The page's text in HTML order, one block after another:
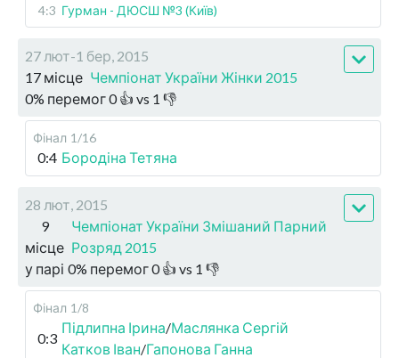
4:3 Гурман - ДЮСШ №3 (Київ)
27 лют-1 бер, 2015
17 місце Чемпіонат України Жінки 2015
0% перемог0👍 vs 1 👎
Фінал 1/16
0:4 Бородіна Тетяна
28 лют, 2015
9
місце
Чемпіонат України Змішаний Парний
Розряд 2015
у парі 0% перемог0👍 vs 1 👎
Фінал 1/8
0:3
Підлипна Ірина/Маслянка Сергій
Катков Іван/Гапонова Ганна